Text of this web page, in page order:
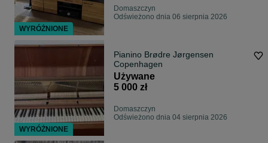
Domaszczyn
Odświeżono dnia 06 sierpnia 2026
Pianino Brødre Jørgensen
Copenhagen
Używane
5 000 zł
Domaszczyn
Odświeżono dnia 04 sierpnia 2026
WYRÓŻNIONE
WYRÓŻNIONE